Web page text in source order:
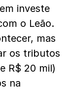
investe
o Leão.
mas
os tributos
R$ 20 mil)
na